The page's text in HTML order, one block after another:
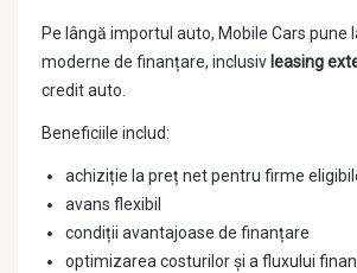
Pe lângă importul auto, Mobile Cars pune
moderne de finanțare, inclusiv leasing
credit auto.
Beneficiile includ:
achiziție la preț net pentru firme
avans flexibil
condiții avantajoase de finanțare
optimizarea costurilor și a fluxului